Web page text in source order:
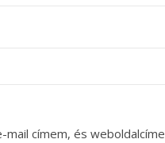
mail címem, és